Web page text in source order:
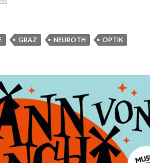
GRAZ NEUROTH OPTIK